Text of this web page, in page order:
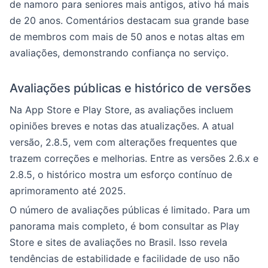
de namoro para seniores mais antigos, ativo há mais
de 20 anos. Comentários destacam sua grande base
de membros com mais de 50 anos e notas altas em
avaliações, demonstrando confiança no serviço.
Avaliações públicas e histórico de versões
Na App Store e Play Store, as avaliações incluem
opiniões breves e notas das atualizações. A atual
versão, 2.8.5, vem com alterações frequentes que
trazem correções e melhorias. Entre as versões 2.6.x e
2.8.5, o histórico mostra um esforço contínuo de
aprimoramento até 2025.
O número de avaliações públicas é limitado. Para um
panorama mais completo, é bom consultar as Play
Store e sites de avaliações no Brasil. Isso revela
tendências de estabilidade e facilidade de uso não